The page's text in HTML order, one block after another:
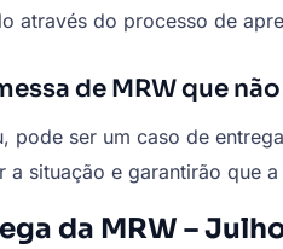
através do processo de
de MRW que
pode ser um caso de
situação e garantirão que
da MRW –